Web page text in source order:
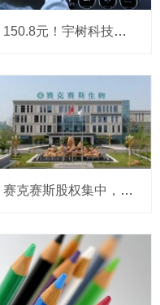
150.8元！宇树科技，IPO发行价定了
赛克赛斯股权集中，前番冲刺曾受警示，经销为主营收波动